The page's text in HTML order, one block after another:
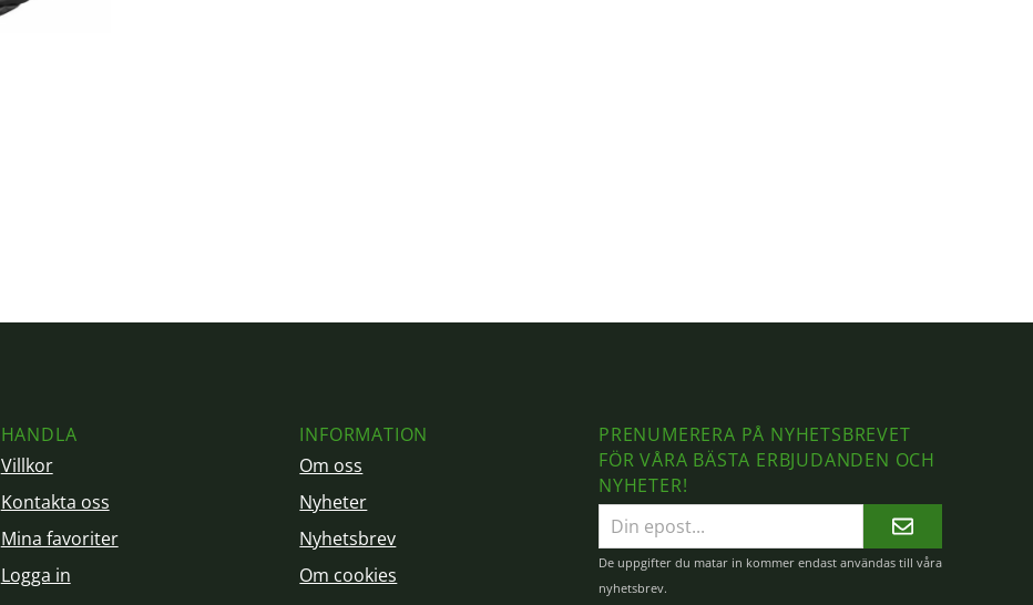
HANDLA
Villkor
Kontakta oss
Mina favoriter
Logga in
INFORMATION
Om oss
Nyheter
Nyhetsbrev
Om cookies
PRENUMERERA PÅ NYHETSBREVET
FÖR VÅRA BÄSTA ERBJUDANDEN OCH
NYHETER!
E-
postadress
De uppgifter du matar in kommer endast användas till våra
nyhetsbrev.